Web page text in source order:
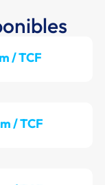
/ TCF
/ TCF